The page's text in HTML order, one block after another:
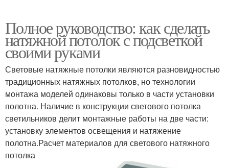
Полное руководство: как сделать
натяжной потолок с подсветкой
своими руками
Световые натяжные потолки являются разновидностью
традиционных натяжных потолков, но технологии
монтажа моделей одинаковы только в части установки
полотна. Наличие в конструкции светового потолка
светильников делит монтажные работы на две части:
установку элементов освещения и натяжение
полотна.Расчет материалов для светового натяжного
потолка